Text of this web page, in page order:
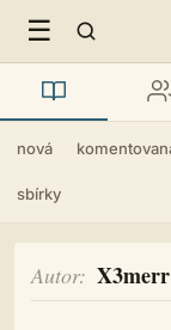
☰
nová
sbírky
Autor X3merr